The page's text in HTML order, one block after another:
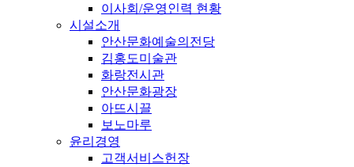
이사회/운영인력 현황
시설소개
안산문화예술의전당
김홍도미술관
화랑전시관
안산문화광장
아뜨시끌
보노마루
윤리경영
고객서비스헌장